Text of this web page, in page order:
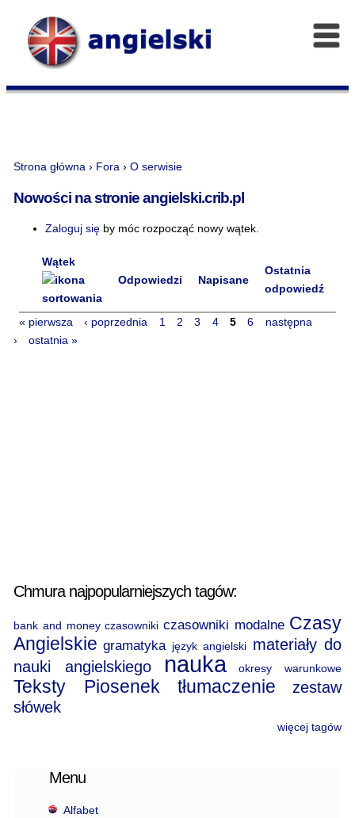
Strona główna› Fora› O serwisie
Nowości na stronie angielski.crib.pl
Zaloguj sięby móc rozpocząć nowy wątek.
Wątek
Odpowiedzi
Napisane
Ostatnia
odpowiedź
« pierwsza ‹ poprzednia 1 2 3 4 5 6
następna
›
ostatnia »
Chmura najpopularniejszych tagów:
bank and money czasowniki czasowniki modalne Czasy
Angielskie gramatyka język angielski materiały do
nauki angielskiego
nauka okresy warunkowe
Teksty Piosenek tłumaczenie
zestaw
słówek
więcej tagów
Menu
Alfabet